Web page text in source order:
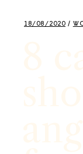
18/08/2020